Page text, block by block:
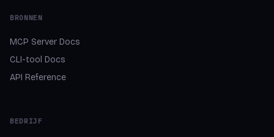
BRONNEN
MCP Server Docs
CLI-tool Docs
API Reference
BEDRIJF